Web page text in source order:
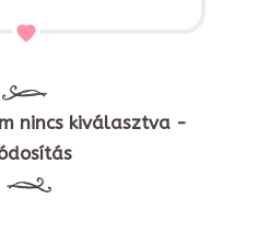
nincs kiválasztva -